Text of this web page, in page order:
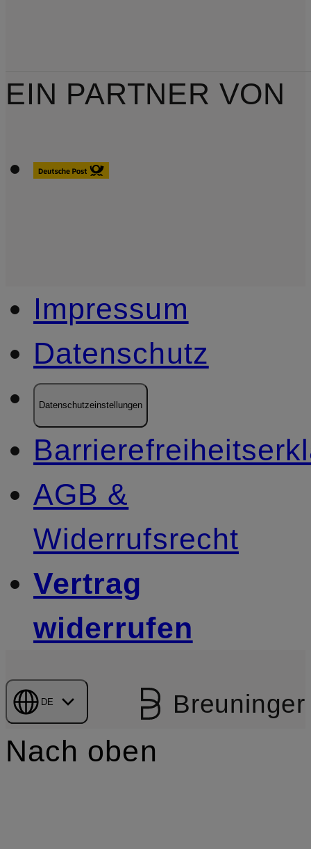
EIN PARTNER VON
Impressum
Datenschutz
Datenschutzeinstellungen
AGB &
Widerrufsrecht
Vertrag
widerrufen
DE Breuninger
Nach oben